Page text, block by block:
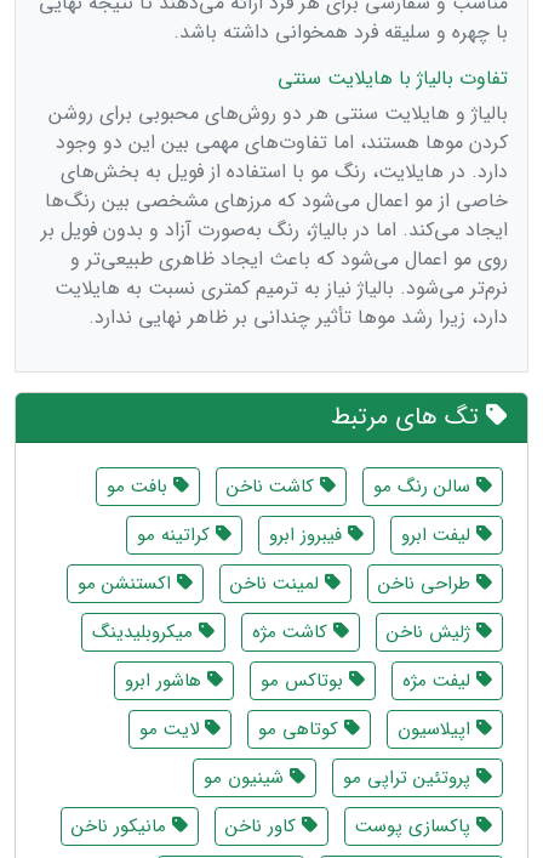
با چهره و سلیقه فرد همخوانی داشته باشد.
تفاوت بالیاژ با هایلایت سنتی
بالیاژ و هایلایت سنتی هر دو روش‌های محبوبی برای روشن
کردن موها هستند، اما تفاوت‌های مهمی بین این دو وجود
دارد. در هایلایت، رنگ مو با استفاده از فویل به بخش‌های
خاصی از مو اعمال می‌شود که مرزهای مشخصی بین رنگ‌ها
ایجاد می‌کند. اما در بالیاژ، رنگ به‌صورت آزاد و بدون فویل بر
روی مو اعمال می‌شود که باعث ایجاد ظاهری طبیعی‌تر و
نرم‌تر می‌شود. بالیاژ نیاز به ترمیم کمتری نسبت به هایلایت
دارد، زیرا رشد موها تأثیر چندانی بر ظاهر نهایی ندارد.
تگ های مرتبط
سالن رنگ مو کاشت ناخن
بافت مو
لیفت ابرو
فیبروز ابرو
کراتینه مو
طراحی ناخن
لمینت ناخن
اکستنشن مو
ژلیش ناخن
کاشت مژه
میکروبلیدینگ
لیفت مژه
بوتاکس مو
هاشور ابرو
اپیلاسیون
کوتاهی مو
لایت مو
پروتئین تراپی مو
شینیون مو
پاکسازی پوست
کاور ناخن
مانیکور ناخن